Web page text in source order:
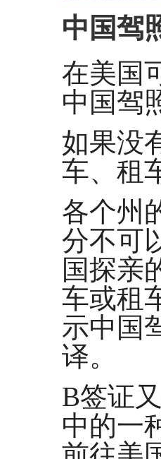
中国驾
在美国
中国驾
如果没
车、租
各个州
分不可
国探亲
车或租
示中国
译。
B签证
中的一